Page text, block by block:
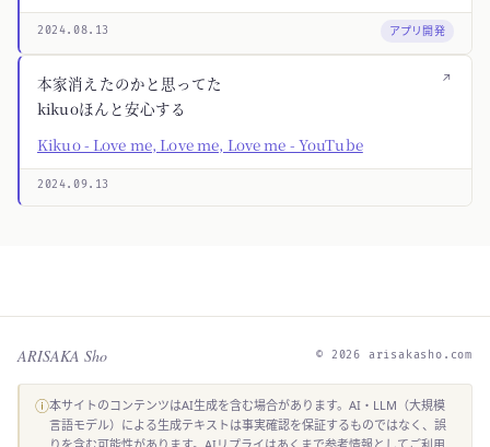
2024.08.13 アプリ開発
↗
本家消えたのかと思ってた
kikuoほんと安心する
Kikuo - Love me, Love me, Love me - YouTube
2024.09.13
ARISAKA Sho © 2026 arisakasho.com
ⓘ本サイトのコンテンツはAI生成を含む場合があります。AI・LLM（大規模
言語モデル）による生成テキストは事実確認を保証するものではなく、誤